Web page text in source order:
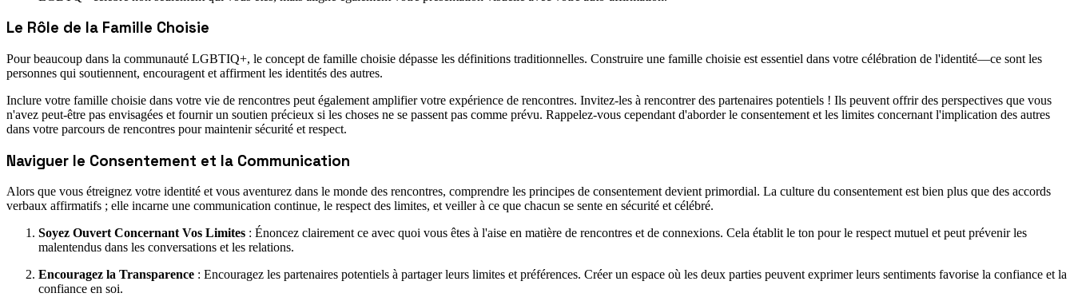
Le Rôle de la Famille Choisie
Pour beaucoup dans la communauté LGBTIQ+, le concept de famille choisie dépasse les définitions traditionnelles. Construire une famille choisie est essentiel dans votre célébration de l'identité—ce sont les
personnes qui soutiennent, encouragent et affirment les identités des autres.
Inclure votre famille choisie dans votre vie de rencontres peut également amplifier votre expérience de rencontres. Invitez-les à rencontrer des partenaires potentiels ! Ils peuvent offrir des perspectives que vous
n'avez peut-être pas envisagées et fournir un soutien précieux si les choses ne se passent pas comme prévu. Rappelez-vous cependant d'aborder le consentement et les limites concernant l'implication des autres
dans votre parcours de rencontres pour maintenir sécurité et respect.
Naviguer le Consentement et la Communication
Alors que vous étreignez votre identité et vous aventurez dans le monde des rencontres, comprendre les principes de consentement devient primordial. La culture du consentement est bien plus que des accords
verbaux affirmatifs ; elle incarne une communication continue, le respect des limites, et veiller à ce que chacun se sente en sécurité et célébré.
Soyez Ouvert Concernant Vos Limites : Énoncez clairement ce avec quoi vous êtes à l'aise en matière de rencontres et de connexions. Cela établit le ton pour le respect mutuel et peut prévenir les
malentendus dans les conversations et les relations.
Encouragez la Transparence : Encouragez les partenaires potentiels à partager leurs limites et préférences. Créer un espace où les deux parties peuvent exprimer leurs sentiments favorise la confiance et la
confiance en soi.